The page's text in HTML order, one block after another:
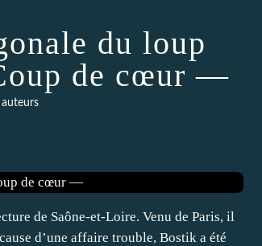
du loup
de cœur —
auteurs
de Saône-et-Loire. Venu de Paris, il
d’une affaire trouble, Bostik a été